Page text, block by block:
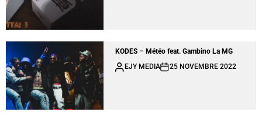
KODES – Météo feat. Gambino La MG
EJY MEDIA
25 NOVEMBRE 2022